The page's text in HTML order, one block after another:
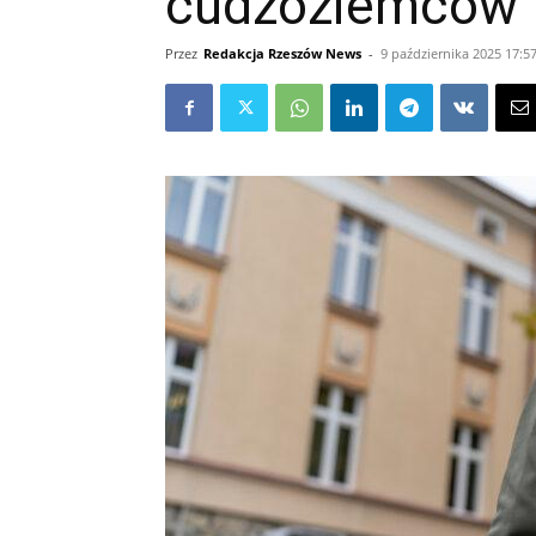
Przez Redakcja Rzeszów News - 9 października 2025 17:57